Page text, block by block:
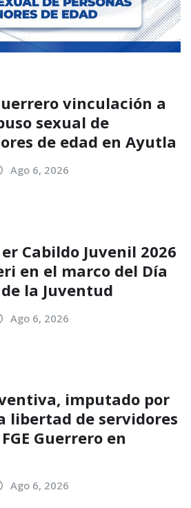
vinculación a
sexual de
de edad en Ayutla
Ago 6, 2026
Cabildo Juvenil 2026
en el marco del Día
la Juventud
Ago 6, 2026
imputado por
libertad de servidores
Guerrero en
Ago 6, 2026